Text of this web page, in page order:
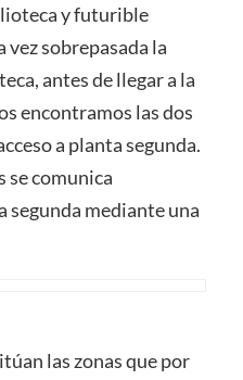
y futurible
sobrepasada la
antes de llegar a la
encontramos las dos
a planta segunda.
se comunica
segunda mediante una
las zonas que por